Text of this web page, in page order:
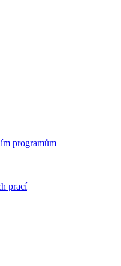
programům
prací